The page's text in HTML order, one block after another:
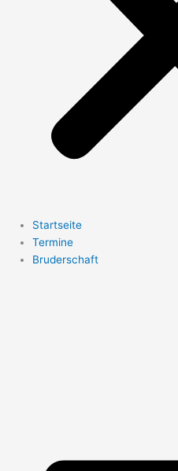
Startseite
Termine
Bruderschaft